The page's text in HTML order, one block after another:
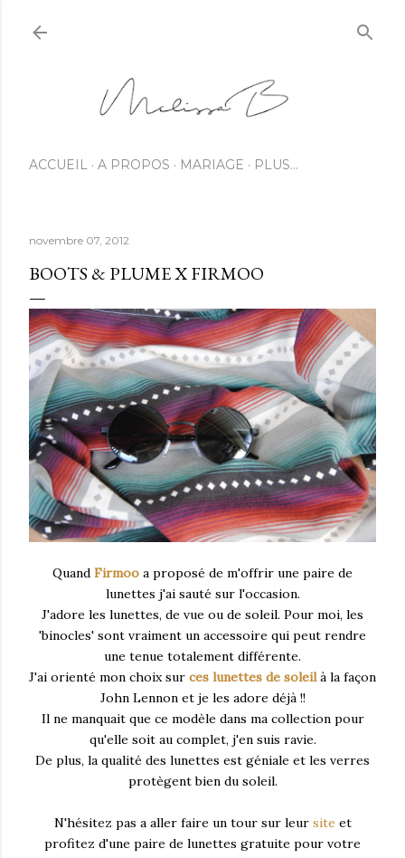
ACCUEIL A PROPOS MARIAGE PLUS…
novembre 07, 2012
BOOTS & PLUME X FIRMOO
Quand Firmoo a proposé de m'offrir une paire de
lunettes j'ai sauté sur l'occasion.
J'adore les lunettes, de vue ou de soleil. Pour moi, les
'binocles' sont vraiment un accessoire qui peut rendre
une tenue totalement différente.
J'ai orienté mon choix sur ces lunettes de soleilà la façon
John Lennon et je les adore déjà !!
Il ne manquait que ce modèle dans ma collection pour
qu'elle soit au complet, j'en suis ravie.
De plus, la qualité des lunettes est géniale et les verres
protègent bien du soleil.
N'hésitez pas a aller faire un tour sur leur site et
profitez d'une paire de lunettes gratuite pour votre